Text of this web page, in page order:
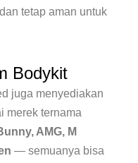
tetap aman untuk
Bodykit
juga menyediakan
merek ternama
AMG, M
— semuanya bisa